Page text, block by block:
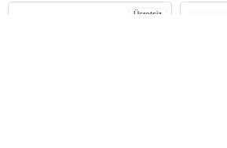
Ücretsiz